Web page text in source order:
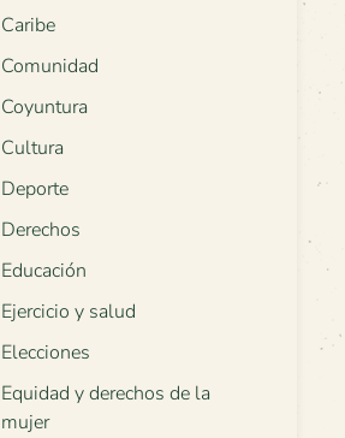
Caribe
Comunidad
Coyuntura
Cultura
Deporte
Derechos
Educación
Ejercicio y salud
Elecciones
Equidad y derechos de la
mujer